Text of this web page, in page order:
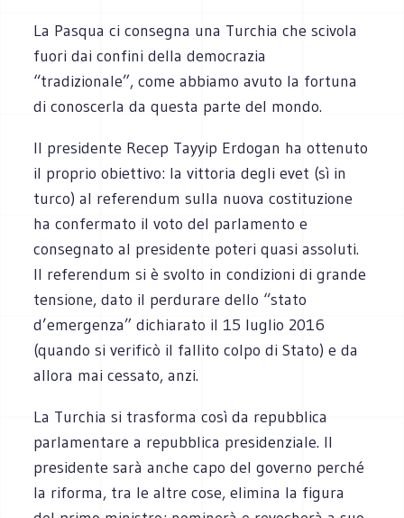
La Pasqua ci consegna una Turchia che scivola
fuori dai confini della democrazia
“tradizionale”, come abbiamo avuto la fortuna
di conoscerla da questa parte del mondo.
Il presidente Recep Tayyip Erdogan ha ottenuto
il proprio obiettivo: la vittoria degli evet (sì in
turco) al referendum sulla nuova costituzione
ha confermato il voto del parlamento e
consegnato al presidente poteri quasi assoluti.
Il referendum si è svolto in condizioni di grande
tensione, dato il perdurare dello “stato
d’emergenza” dichiarato il 15 luglio 2016
(quando si verificò il fallito colpo di Stato) e da
allora mai cessato, anzi.
La Turchia si trasforma così da repubblica
parlamentare a repubblica presidenziale. Il
presidente sarà anche capo del governo perché
la riforma, tra le altre cose, elimina la figura